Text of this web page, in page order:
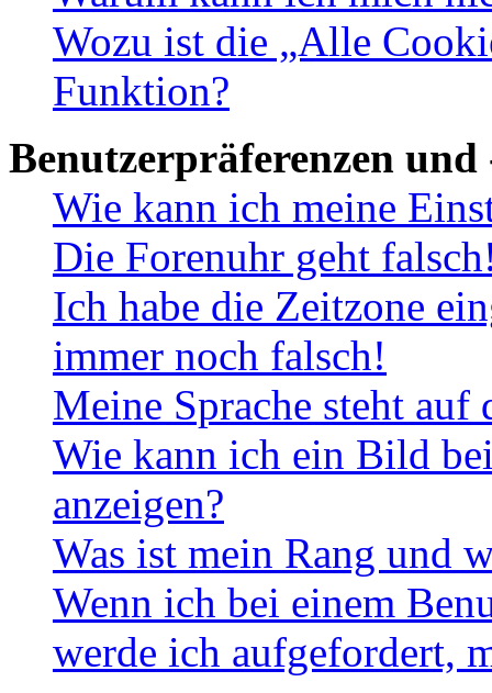
Wozu ist die „Alle
Funktion?
Benutzerpräferenzen und
Wie kann ich meine
Die Forenuhr geht
Ich habe die Zeitzone
immer noch falsch!
Meine Sprache steht
Wie kann ich ein Bild
anzeigen?
Was ist mein Rang und
Wenn ich bei einem
werde ich aufgefordert,